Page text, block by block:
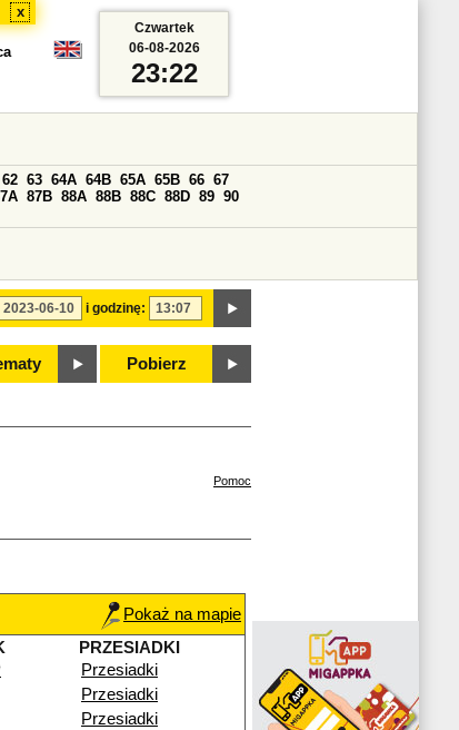
x
i godzinę:
62 63 64A 64B 65A 65B 66 67
87B 88A 88B 88C 88D 89 90
Pobierz
Czwartek
06-08-2026
23:22
Pomoc
Pokaż na mapie
PRZESIADKI
Przesiadki
Przesiadki
Przesiadki